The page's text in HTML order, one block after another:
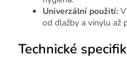
Univerzální použití:
od dlažby a vinylu až
Technické